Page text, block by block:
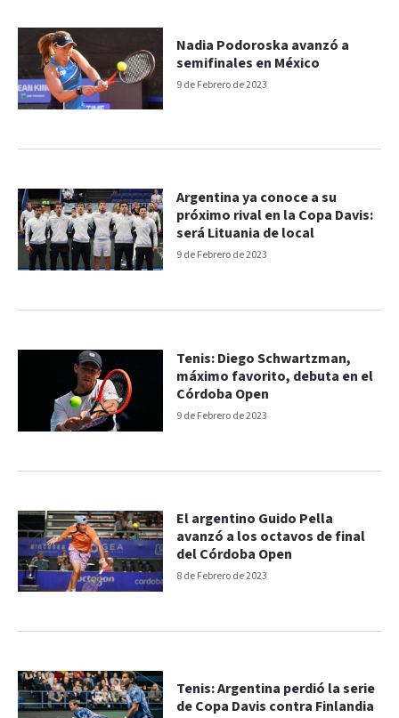
9 de Febrero de 2023
Nadia Podoroska avanzó a
semifinales en México
9 de Febrero de 2023
Argentina ya conoce a su
próximo rival en la Copa Davis:
será Lituania de local
9 de Febrero de 2023
Tenis: Diego Schwartzman,
máximo favorito, debuta en el
Córdoba Open
8 de Febrero de 2023
El argentino Guido Pella
avanzó a los octavos de final
del Córdoba Open
Tenis: Argentina perdió la serie
de Copa Davis contra Finlandia